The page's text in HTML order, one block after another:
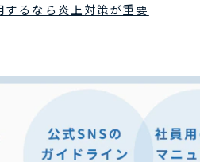
るなら炎上対策が重要